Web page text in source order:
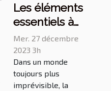
Les éléments
essentiels à
inclure dans
un kit de
survie en
milieu urbain
Mer. 27 décembre
2023 3h
Dans un monde
toujours plus
imprévisible, la